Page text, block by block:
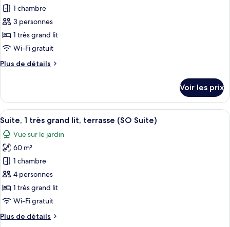
Cosy)
pour
ce
type
de
chambre :
Studio,
grand
lit,
terrasse
(SO
Studio)
1 chambre
3 personnes
1 très grand lit
Wi-Fi gratuit
Plus de détails
Plus
le
type
de
Studio,
très
grand
lit,
terrasse
(SO
Studio)
Voir les prix
Afficher
toutes
les
photos
pour
ce
type
de
chambre :
Suite,
Une terrasse extérieure avec un
17
Suite, 1 très grand lit, terrasse (SO Suite)
Vue sur le jardin
60 m²
1 chambre
4 personnes
1 très grand lit
Wi-Fi gratuit
Plus de détails
Plus